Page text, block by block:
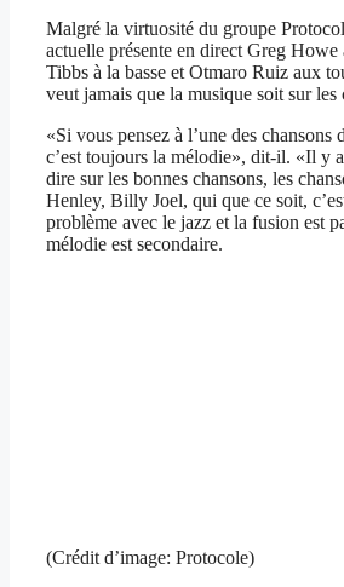
Malgré la virtuosité du groupe
actuelle présente en direct Greg Howe
Tibbs à la basse et Otmaro Ruiz aux
veut jamais que la musique soit sur les
«Si vous pensez à l’une des chansons
c’est toujours la mélodie», dit-il. «Il y
dire sur les bonnes chansons, les
Henley, Billy Joel, qui que ce soit,
problème avec le jazz et la fusion est
mélodie est secondaire.
(Crédit d’image: Protocole)